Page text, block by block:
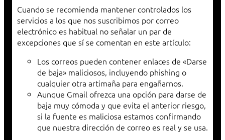
Cuando se recomienda mantener controlados los
servicios a los que nos suscribimos por correo
electrónico es habitual no señalar un par de
excepciones que sí se comentan en este artículo:
Los correos pueden contener enlaces de «Darse
de baja» maliciosos, incluyendo phishing o
cualquier otra artimaña para engañarnos.
Aunque Gmail ofrezca una opción para darse de
baja muy cómoda y que evita el anterior riesgo,
si la fuente es maliciosa estamos confirmando
que nuestra dirección de correo es real y se usa.